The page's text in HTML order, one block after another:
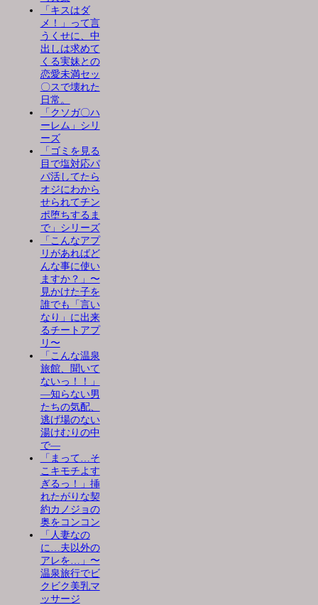
「キスはダ
メ！」って言
うくせに、中
出しは求めて
くる実妹との
恋愛未満セッ
〇スで壊れた
日常。
「クソガ〇ハ
ーレム」シリ
ーズ
「ゴミを見る
目で塩対応パ
パ活してたら
オジにわから
せられてチン
ポ堕ちするま
で」シリーズ
「こんなアプ
リがあればど
んな事に使い
ますか？」〜
見かけた子を
誰でも「言い
なり」に出来
るチートアプ
リ〜
「こんな温泉
旅館、聞いて
ないっ！！」
―知らない男
たちの気配、
逃げ場のない
湯けむりの中
で―
「まって…そ
こキモチよす
ぎるっ！」挿
れたがりな契
約カノジョの
奥をコンコン
「人妻なの
に…夫以外の
アレを…」〜
温泉旅行でビ
クビク美乳マ
ッサージ